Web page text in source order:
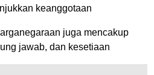
keanggotaan
juga mencakup
jawab, dan kesetiaan